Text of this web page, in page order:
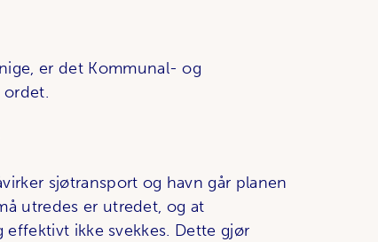
er det Kommunal- og
ordet.
sjøtransport og havn går planen
utredes er utredet, og at
ikke svekkes. Dette gjør